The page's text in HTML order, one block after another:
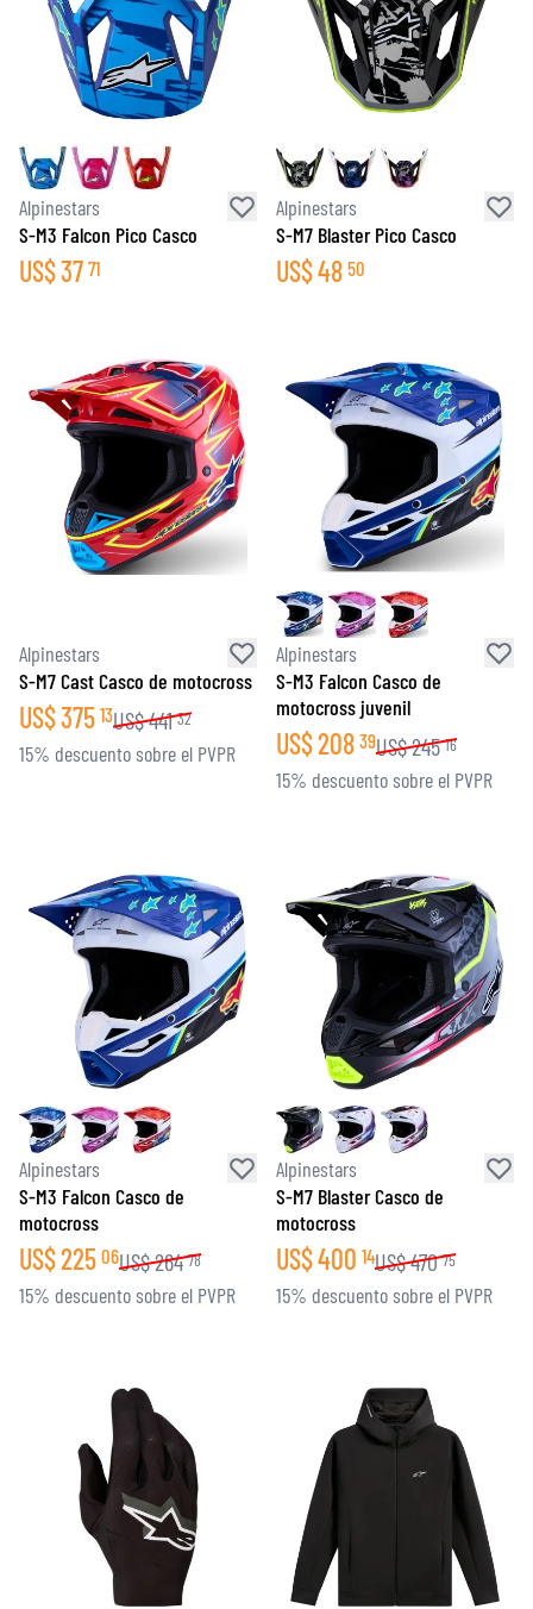
Alpinestars
S-M3 Falcon Pico Casco
US$37 71
Alpinestars
S-M7 Blaster Pico Casco
US$48 50
Alpinestars
S-M7 Cast Casco de motocross
US$375 13US$441 32
15% descuento sobre el PVPR
Alpinestars
S-M3 Falcon Casco de
motocross juvenil
US$208 39US$245 16
15% descuento sobre el PVPR
Alpinestars
S-M3 Falcon Casco de
motocross
US$225 06US$264 78
15% descuento sobre el PVPR
Alpinestars
S-M7 Blaster Casco de
motocross
US$400 14US$470 75
15% descuento sobre el PVPR